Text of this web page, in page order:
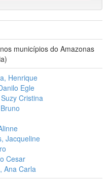
municípios do Amazonas
Henrique
Egle
Cristina
Jacqueline
Cesar
Ana Carla